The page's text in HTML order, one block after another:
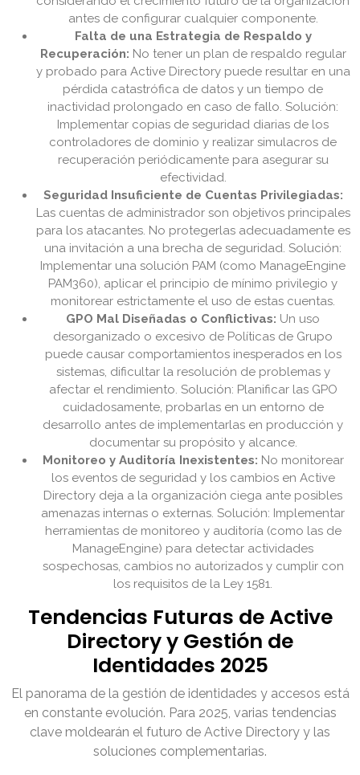
antes de configurar cualquier componente.
Falta de una Estrategia de Respaldo y
Recuperación: No tener un plan de respaldo regular
y probado para Active Directory puede resultar en una
pérdida catastrófica de datos y un tiempo de
inactividad prolongado en caso de fallo. Solución:
Implementar copias de seguridad diarias de los
controladores de dominio y realizar simulacros de
recuperación periódicamente para asegurar su
efectividad.
Seguridad Insuficiente de Cuentas Privilegiadas:
Las cuentas de administrador son objetivos principales
para los atacantes. No protegerlas adecuadamente es
una invitación a una brecha de seguridad. Solución:
Implementar una solución PAM (como ManageEngine
PAM360), aplicar el principio de mínimo privilegio y
monitorear estrictamente el uso de estas cuentas.
GPO Mal Diseñadas o Conflictivas: Un uso
desorganizado o excesivo de Políticas de Grupo
puede causar comportamientos inesperados en los
sistemas, dificultar la resolución de problemas y
afectar el rendimiento. Solución: Planificar las GPO
cuidadosamente, probarlas en un entorno de
desarrollo antes de implementarlas en producción y
documentar su propósito y alcance.
Monitoreo y Auditoría Inexistentes: No monitorear
los eventos de seguridad y los cambios en Active
Directory deja a la organización ciega ante posibles
amenazas internas o externas. Solución: Implementar
herramientas de monitoreo y auditoría (como las de
ManageEngine) para detectar actividades
sospechosas, cambios no autorizados y cumplir con
los requisitos de la Ley 1581.
Tendencias Futuras de Active
Directory y Gestión de
Identidades 2025
El panorama de la gestión de identidades y accesos está
en constante evolución. Para 2025, varias tendencias
clave moldearán el futuro de Active Directory y las
soluciones complementarias.